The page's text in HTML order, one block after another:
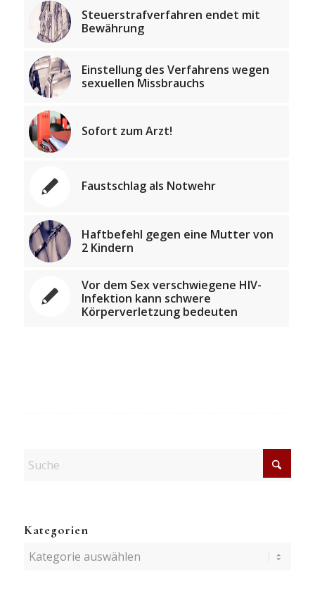
Steuerstrafverfahren endet mit
Bewährung
Einstellung des Verfahrens wegen
sexuellen Missbrauchs
Sofort zum Arzt!
Faustschlag als Notwehr
Haftbefehl gegen eine Mutter von
2 Kindern
Vor dem Sex verschwiegene HIV-
Infektion kann schwere
Körperverletzung bedeuten
Kategorien
Kategorien